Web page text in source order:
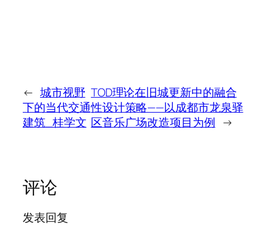
← 城市视野
下的当代交通
建筑_桂学文
TOD理论在旧城更新中的融合
性设计策略——以成都市龙泉驿
区音乐广场改造项目为例 →
评论
发表回复